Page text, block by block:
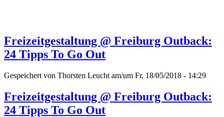
Freizeitgestaltung @ Freiburg Outback:
24 Tipps To Go Out
Gespeichert von Thorsten Leucht am/um Fr, 18/05/2018 - 14:29
Freizeitgestaltung @ Freiburg Outback:
24 Tipps To Go Out